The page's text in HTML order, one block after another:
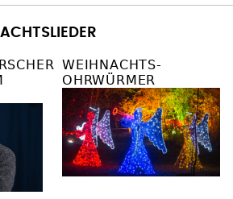
WEIHNACHTS-
OHRWÜRMER